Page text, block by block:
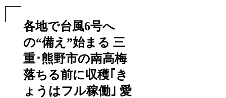
各地で台風6号へ
の“備え”始まる 三
重･熊野市の南高梅
落ちる前に収穫｢き
ょうはフル稼働｣ 愛